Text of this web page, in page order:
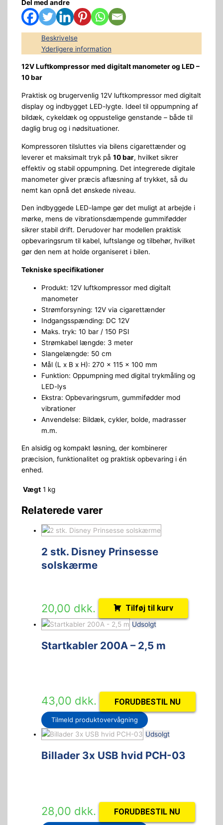
Del med andre
Beskrivelse
Yderligere information
12V Luftkompressor med digitalt manometer og LED –
10 bar
Praktisk og brugervenlig 12V luftkompressor med digitalt
display og indbygget LED-lygte. Ideel til oppumpning af
bildæk, cykeldæk og oppustelige genstande – både til
daglig brug og i nødsituationer.
Kompressoren tilsluttes via bilens cigarettænder og
leverer et maksimalt tryk på 10 bar, hvilket sikrer
effektiv og stabil oppumpning. Det integrerede digitale
manometer giver præcis aflæsning af trykket, så du
nemt kan opnå det ønskede niveau.
Den indbyggede LED-lampe gør det muligt at arbejde i
mørke, mens de vibrationsdæmpende gummifødder
sikrer stabil drift. Derudover har modellen praktisk
opbevaringsrum til kabel, luftslange og tilbehør, hvilket
gør den nem at holde organiseret i bilen.
Tekniske specifikationer
Produkt: 12V luftkompressor med digitalt
manometer
Strømforsyning: 12V via cigarettænder
Indgangsspænding: DC 12V
Maks. tryk: 10 bar / 150 PSI
Strømkabel længde: 3 meter
Slangelængde: 50 cm
Mål (L x B x H): 270 x 115 x 100 mm
Funktion: Oppumpning med digital trykmåling og
LED-lys
Ekstra: Opbevaringsrum, gummifødder mod
vibrationer
Anvendelse: Bildæk, cykler, bolde, madrasser
m.m.
En alsidig og kompakt løsning, der kombinerer
præcision, funktionalitet og praktisk opbevaring i én
enhed.
Vægt 1 kg
Relaterede varer
2 stk. Disney Prinsesse
solskærme
20,00 dkk. Tilføj til kurv
Udsolgt
Startkabler 200A – 2,5 m
43,00 dkk. FORUDBESTIL NU
Tilmeld produktovervågning
Udsolgt
Billader 3x USB hvid PCH-03
28,00 dkk. FORUDBESTIL NU